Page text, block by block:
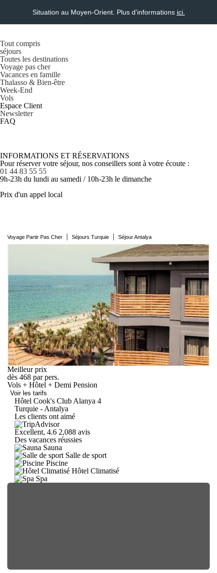
Situation au Moyen-Orient. Plus d'informations ici.
Tout compris
séjours
Toutes les destinations
Voyage pas cher
Vacances en famille
Thalasso & Bien-être
Week-End
Vols
Espace Client
Newsletter
FAQ
INFORMATIONS ET RÉSERVATIONS
Pour réserver votre séjour, nos conseillers sont à votre écoute :
01 44 83 55 55
9h-23h du lundi au samedi / 10h-23h le dimanche
Prix d'un appel local
Voyage Partir Pas Cher | Séjours Turquie | Séjour Antalya
Meilleur prix
dès 468 par pers.
Vols + Hôtel + Demi Pension
Voir les tarifs
Hôtel Cook's Club Alanya 4
Turquie - Antalya
Les clients ont aimé
Excellent, 4.6 2,088 avis
Des vacances réussies
Sauna
Salle de sport
Piscine
Hôtel Climatisé
Spa